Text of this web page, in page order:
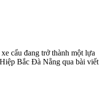
cẩu đang trở thành một lựa
Bắc Đà Nẵng qua bài viết